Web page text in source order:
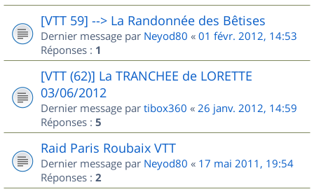
[VTT 59] --> La Randonnée des Bêtises
Dernier message par Neyod80 « 01 févr. 2012, 14:53
Réponses : 1
[VTT (62)] La TRANCHEE de LORETTE
03/06/2012
Dernier message par tibox360 « 26 janv. 2012, 14:59
Réponses : 5
Raid Paris Roubaix VTT
Dernier message par Neyod80 « 17 mai 2011, 19:54
Réponses : 2